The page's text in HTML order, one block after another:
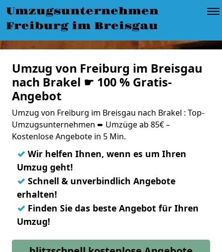
Umzugsunternehmen
Freiburg im Breisgau
Umzug von Freiburg im Breisgau
nach Brakel ☛ 100 % Gratis-
Angebot
Umzug von Freiburg im Breisgau nach Brakel : Top-
Umzugsunternehmen ➨ Umzüge ab 85€ –
Kostenlose Angebote in 5 Min.
✓ Wir helfen Ihnen, wenn es um Ihren
Umzug geht!
✓ Schnell & unverbindlich Angebote
erhalten!
✓ Finden Sie das beste Angebot für Ihren
Umzug!